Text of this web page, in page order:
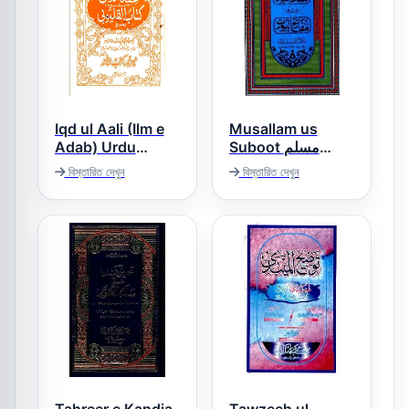
Iqd ul Aali (Ilm e
Adab) Urdu
عقدالآلی
বিস্তারিত দেখুন
Musallam us
Suboot مسلم
الثبوت
বিস্তারিত দেখুন